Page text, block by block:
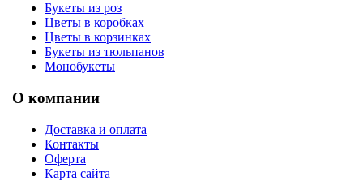
Букеты из роз
Цветы в коробках
Цветы в корзинках
Букеты из тюльпанов
Монобукеты
О компании
Доставка и оплата
Контакты
Оферта
Карта сайта